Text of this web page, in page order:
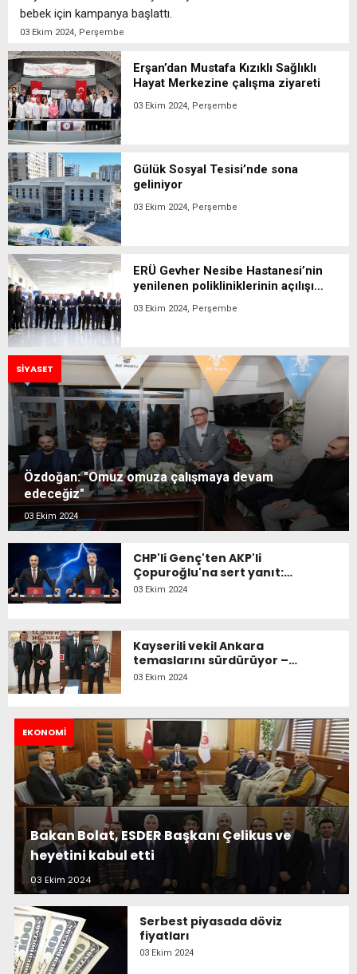
bebek için kampanya başlattı.
03 Ekim 2024, Perşembe
Erşan’dan Mustafa Kızıklı Sağlıklı
Hayat Merkezine çalışma ziyareti
03 Ekim 2024, Perşembe
Gülük Sosyal Tesisi’nde sona
geliniyor
03 Ekim 2024, Perşembe
ERÜ Gevher Nesibe Hastanesi’nin
yenilenen polikliniklerinin açılışı
03 Ekim 2024, Perşembe
SIYASET
Özdoğan: "Omuz omuza çalışmaya devam
edeceğiz"
03 Ekim 2024
CHP'li Genç'ten AKP'li
Çopuroğlu'na sert yanıt:
'Okulları bile temizleyemez
03 Ekim 2024
Kayserili vekil Ankara
temaslarını sürdürüyor –
Sürpriz ziyaretlerde neler
03 Ekim 2024
EKONOMI
Bakan Bolat, ESDER Başkanı Çelikus ve
heyetini kabul etti
03 Ekim 2024
Serbest piyasada döviz
fiyatları
03 Ekim 2024